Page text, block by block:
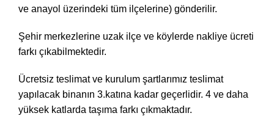
ve anayol üzerindeki tüm ilçelerine) gönderilir.
Şehir merkezlerine uzak ilçe ve köylerde nakliye ücreti
farkı çıkabilmektedir.
Ücretsiz teslimat ve kurulum şartlarımız teslimat
yapılacak binanın 3.katına kadar geçerlidir. 4 ve daha
yüksek katlarda taşıma farkı çıkmaktadır.